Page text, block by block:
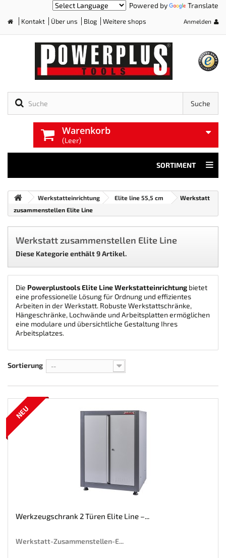
Powered by Translate
Kontakt Über uns Blog Weitere shops Anmelden
Suche
Warenkorb
(Leer)
SORTIMENT
Werkstatteinrichtung Elite line 55,5 cm
Werkstatt
zusammenstellen Elite Line
Werkstatt zusammenstellen Elite Line
Diese Kategorie enthält 9 Artikel.
Die Powerplustools Elite Line Werkstatteinrichtung bietet
eine professionelle Lösung für Ordnung und effizientes
Arbeiten in der Werkstatt. Robuste Werkstattschränke,
Hängeschränke, Lochwände und Arbeitsplatten ermöglichen
eine modulare und übersichtliche Gestaltung Ihres
Arbeitsplatzes.
Sortierung --
NEU
Werkzeugschrank 2 Türen Elite Line –...
Werkstatt-Zusammenstellen-E...